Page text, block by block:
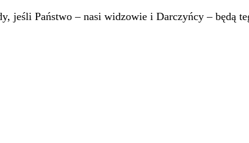
jeśli Państwo – nasi widzowie i Darczyńcy – będą